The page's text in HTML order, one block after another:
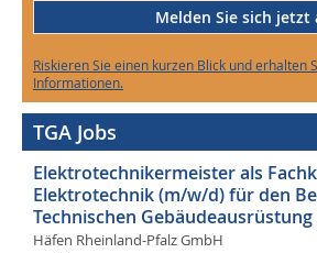
Melden Sie sich jetzt
Riskieren Sie einen kurzen Blick und erhalten
Informationen.
TGA Jobs
Elektrotechnikermeister als
Elektrotechnik (m/w/d) für den
Technischen Gebäudeausrüstung
Häfen Rheinland-Pfalz GmbH